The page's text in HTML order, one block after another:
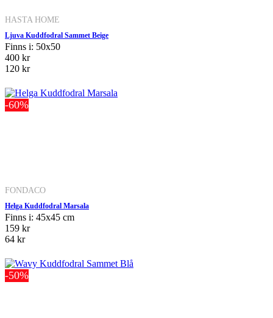
HASTA HOME
Ljuva Kuddfodral Sammet Beige
Finns i: 50x50
400 kr
120 kr
-60%
FONDACO
Helga Kuddfodral Marsala
Finns i: 45x45 cm
159 kr
64 kr
-50%